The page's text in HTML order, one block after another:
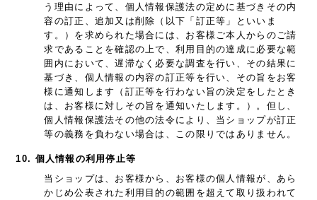
う理由によって、個人情報保護法の定めに基づきその内
容の訂正、追加又は削除（以下「訂正等」といいま
す。）を求められた場合には、お客様ご本人からのご請
求であることを確認の上で、利用目的の達成に必要な範
囲内において、遅滞なく必要な調査を行い、その結果に
基づき、個人情報の内容の訂正等を行い、その旨をお客
様に通知します（訂正等を行わない旨の決定をしたとき
は、お客様に対しその旨を通知いたします。）。但し、
個人情報保護法その他の法令により、当ショップが訂正
等の義務を負わない場合は、この限りではありません。
10. 個人情報の利用停止等
当ショップは、お客様から、お客様の個人情報が、あら
かじめ公表された利用目的の範囲を超えて取り扱われて